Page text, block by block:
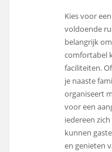
Kies voor
voldoende
belangrijk
comfortabel
faciliteiten.
je naaste
organiseert
voor een
iedereen
kunnen
en genieten